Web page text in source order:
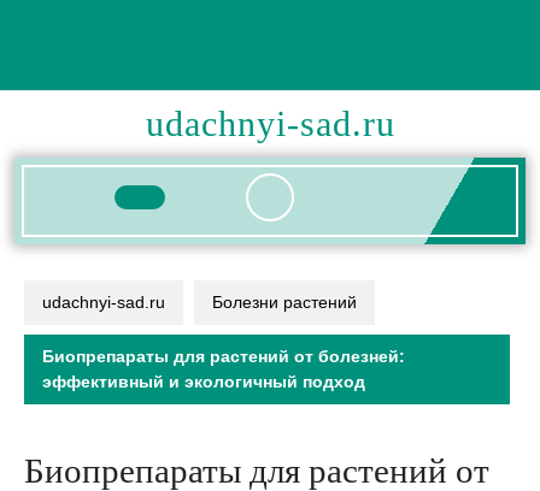
udachnyi-sad.ru
Кнопка
udachnyi-sad.ru Болезни растений
Биопрепараты для растений от болезней:
эффективный и экологичный подход
Биопрепараты для растений от